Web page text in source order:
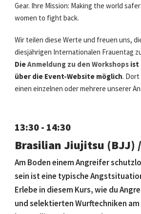
Gear. Ihre Mission: Making the world
women to fight back.
Wir teilen diese Werte und freuen uns,
diesjährigen Internationalen Frauentag
DieAnmeldung zu den Workshops ist
über die Event-Website möglich.
einen einzelnen oder mehrere unserer
13:30 - 14:30
Brasilian Jiujitsu (BJJ)
Am Boden einem Angreifer
sein ist eine typische
Erlebe in diesem Kurs, wie du
und selektierten Wurftechniken am